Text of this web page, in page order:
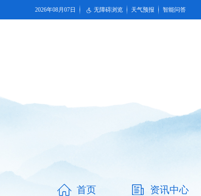
2026年08月07日 无障碍浏览 天气预报 智能问答
首页 资讯中心